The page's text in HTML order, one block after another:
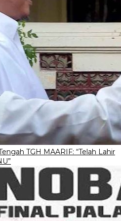
TGH MAARIF: “Telah Lahir